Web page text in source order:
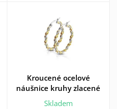
Kroucené ocelové
náušnice kruhy zlacené
Skladem